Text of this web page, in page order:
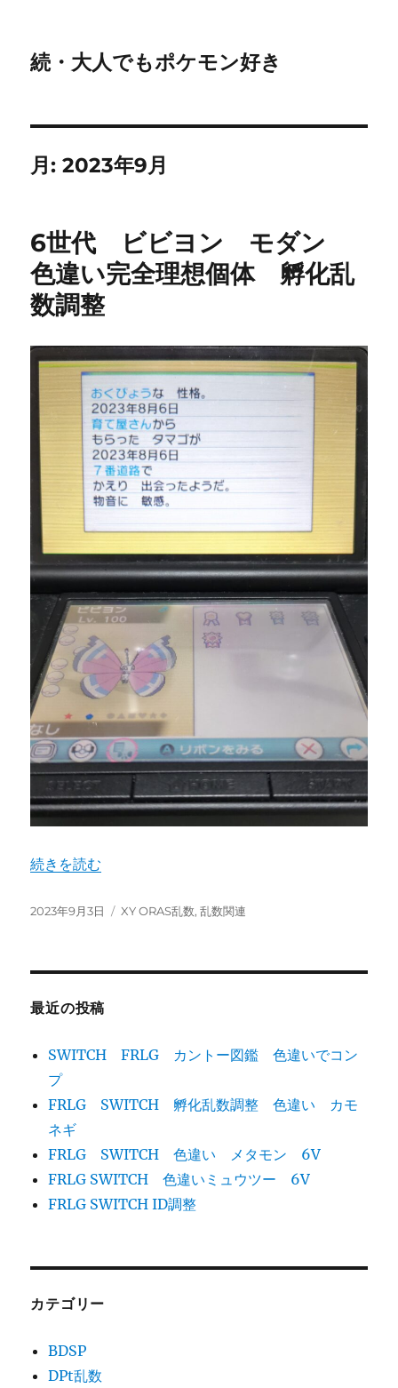
続・大人でもポケモン好き
月:2023年9月
6世代 ビビヨン モダン
色違い完全理想個体 孵化乱
数調整
“6世代 ビビヨン モダン 色違い完全理想個体 孵化乱
続きを読む
投
2023年9月3日
カ
XY ORAS乱数,乱数関連
最近の投稿
SWITCH FRLG カントー図鑑 色違いでコン
プ
FRLG SWITCH 孵化乱数調整 色違い カモ
ネギ
FRLG SWITCH 色違い メタモン 6V
FRLG SWITCH 色違いミュウツー 6V
FRLG SWITCH ID調整
カテゴリー
BDSP
DPt乱数